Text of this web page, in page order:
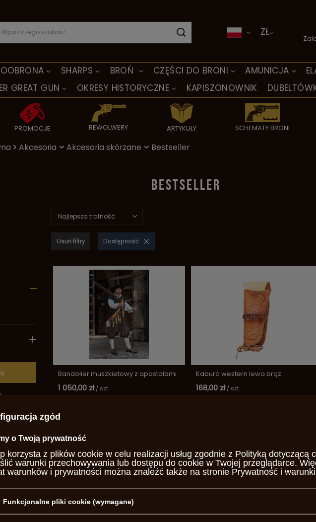
SHARPS BROŃ CZĘŚCI DO BRONI AMUNICJA
GREAT GUN
OKRESY HISTORYCZNE KAPISZONOWNIK
PROMOCJE REWOLWERY ARTYKUŁY SCHEMATY BRONI
ZŁ
Akcesoria Akcesoria skórzane Bestseller
BESTSELLER
Najlepsza trafność
Usuń filtry Dostępność
Bandolier muszkietowy z apostołami
1 050,00 zł / szt.
Kabura western lewa brąz
168,00 zł / szt.
Ładownica brązowa 12ga,16ga, 20ga Pas brąz śrutowy L (95-125 cm)
zgód
o Twoją prywatność
korzysta z plików cookie w celu realizacji usług zgodnie z Polityką dotyczącą
warunki przechowywania lub dostępu do cookie w Twojej przeglądarce.
warunków i prywatności można znaleźć także na stronie Prywatność i
Funkcjonalne pliki cookie (wymagane)